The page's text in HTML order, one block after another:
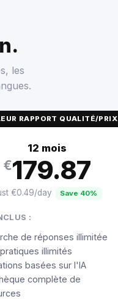
les
RAPPORT QUALITÉ/PRIX
12 mois
€179.87
€0.49/day Save 40%
:
de réponses illimitée
illimités
basées sur l'IA
complète de